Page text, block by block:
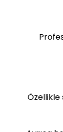
Özellikle